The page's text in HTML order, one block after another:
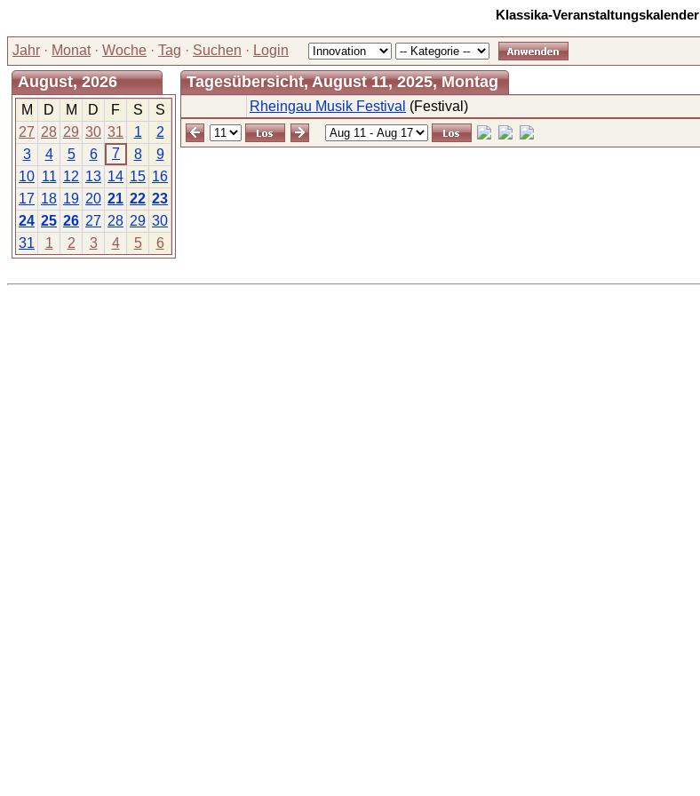
Klassika-Veranstaltungskalender
Jahr · Monat· Woche · Tag · Suchen · Login
August, 2026
M D M D F S
S
27 28 29 30 31 1
2
3
4 5 6 7 8
9
10 11 12 13 14 15 16
17 18 19 20 21 22 23
24 25 26 27 28 29 30
31
1 2 3 4 5 6
Tagesübersicht, August 11, 2025, Montag
Rheingau Musik Festival (Festival)